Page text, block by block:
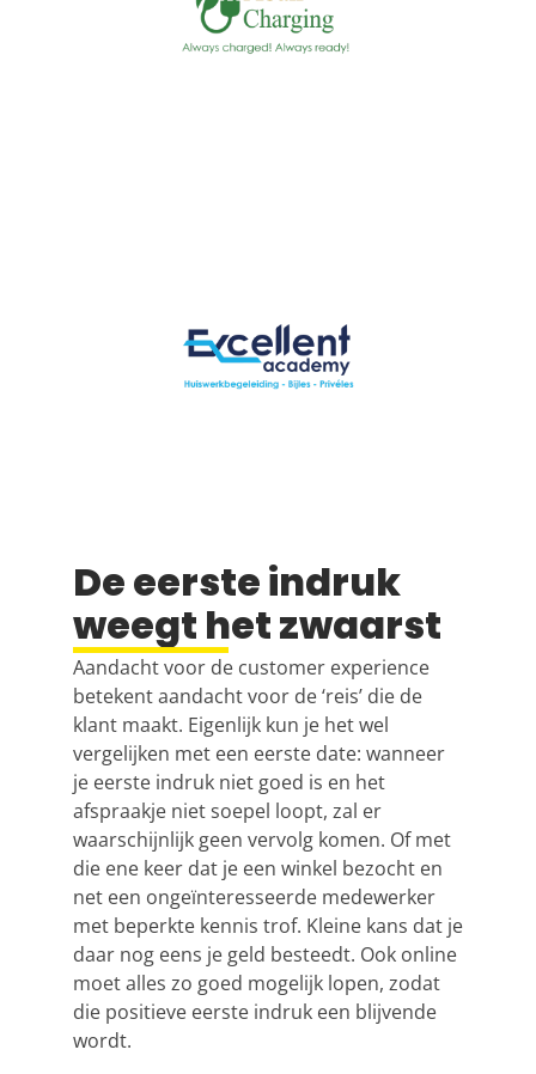
De eerste indruk
weegt het zwaarst
Aandacht voor de customer experience
betekent aandacht voor de ‘reis’ die de
klant maakt. Eigenlijk kun je het wel
vergelijken met een eerste date: wanneer
je eerste indruk niet goed is en het
afspraakje niet soepel loopt, zal er
waarschijnlijk geen vervolg komen. Of met
die ene keer dat je een winkel bezocht en
net een ongeïnteresseerde medewerker
met beperkte kennis trof. Kleine kans dat je
daar nog eens je geld besteedt. Ook online
moet alles zo goed mogelijk lopen, zodat
die positieve eerste indruk een blijvende
wordt.